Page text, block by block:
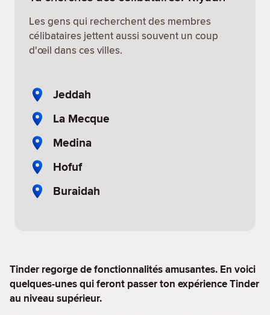
Les gens qui recherchent des membres
célibataires jettent aussi souvent un coup
d'œil dans ces villes.
Jeddah
La Mecque
Medina
Hofuf
Buraidah
Tinder regorge de fonctionnalités amusantes. En voici
quelques-unes qui feront passer ton expérience Tinder
au niveau supérieur.